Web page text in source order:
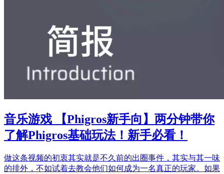
音乐游戏 【Phigros新手向】两分钟带你
了解Phigros基础玩法！新手必看！
做这条视频的初衷其实就是不久前的出圈事件，其实与其一味
的排外，不如试着去教会他们如何成为一名真正的玩家。如果